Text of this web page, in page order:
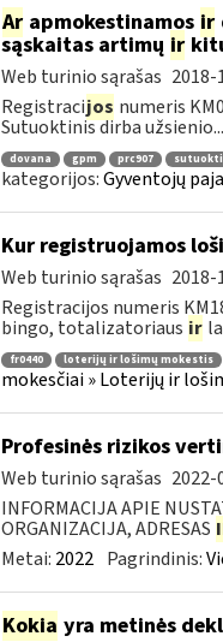
Arapmokestinamos ir
sąskaitas artimų ir
Web turinio sąrašas 2018-
Registracijos numeris
Sutuoktinis dirba užsienio...
dovana gpm prc907
kategorijos:Gyventojų
Kur registruojamos
Web turinio sąrašas 2018-
Registracijos numeris
bingo, totalizatoriaus ir
fr0440 loterijų ir lošimų mokestis
mokesčiai » Loterijų ir
Profesinės rizikos
Web turinio sąrašas 2022-
INFORMACIJA APIE
ORGANIZACIJA, ADRESAS
Metai: 2022 Pagrindinis:
Kokia yra metinės